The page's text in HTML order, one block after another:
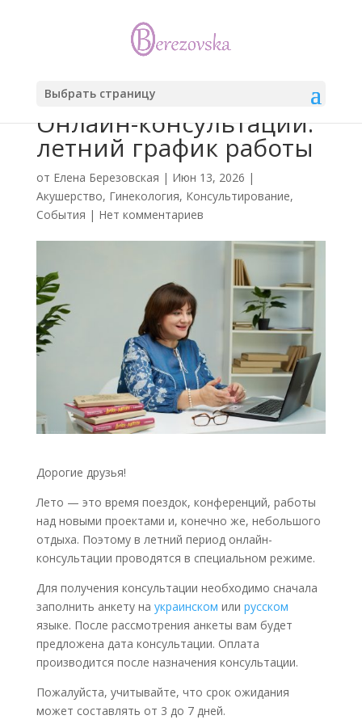
Выбрать страницу
Онлайн-консультации:
летний график работы
от Елена Березовская | Июн 13, 2026 |
Акушерство, Гинекология, Консультирование,
События | Нет комментариев
Дорогие друзья!
Лето — это время поездок, конференций, работы
над новыми проектами и, конечно же, небольшого
отдыха. Поэтому в летний период онлайн-
консультации проводятся в специальном режиме.
Для получения консультации необходимо сначала
заполнить анкету на украинском или русском
языке. После рассмотрения анкеты вам будет
предложена дата консультации. Оплата
производится после назначения консультации.
Пожалуйста, учитывайте, что срок ожидания
может составлять от 3 до 7 дней.